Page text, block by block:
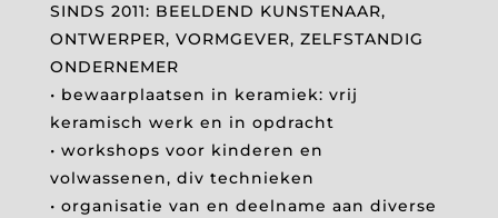
SINDS 2011: BEELDEND KUNSTENAAR,
ONTWERPER, VORMGEVER, ZELFSTANDIG
ONDERNEMER
• bewaarplaatsen in keramiek: vrij
keramisch werk en in opdracht
• workshops voor kinderen en
volwassenen, div technieken
• organisatie van en deelname aan diverse